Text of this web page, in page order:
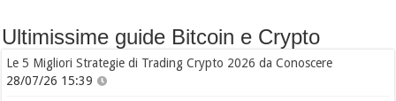
Ultimissime guide Bitcoin e Crypto
Le 5 Migliori Strategie di Trading Crypto 2026 da Conoscere
28/07/26 15:39